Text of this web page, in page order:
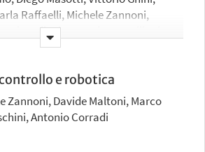
Raffaelli, Michele Zannoni,
Bellavista, Andrea Ceciliani,
Marco Tartagni, Luca De Marchi,
Marina Barbiroli, Roberto Verdone,
Antonio Corradi, Rebecca
Bevilacqua, Riccardo Rovatti,
Marfia
e robotica
Zannoni, Davide Maltoni, Marco
Antonio Corradi